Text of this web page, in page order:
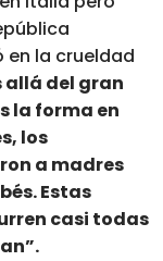
en la crueldad
allá del gran
la forma en
los
a madres
Estas
casi todas